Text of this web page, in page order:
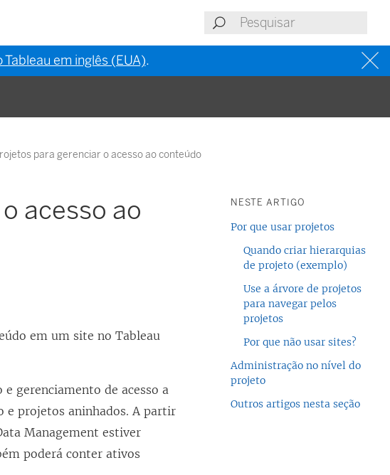
Tableau em inglês (EUA).
para gerenciar o acesso ao conteúdo
acesso ao
em um site noTableau
gerenciamento de acesso a
e projetos aninhados. A partir
Management estiver
poderá conter ativos
NESTE ARTIGO
Por que usar projetos
Quando criar hierarquias
de projeto (exemplo)
Use a árvore de projetos
para navegar pelos
projetos
Por que não usar sites?
Administração no nível do
projeto
Outros artigos nesta seção